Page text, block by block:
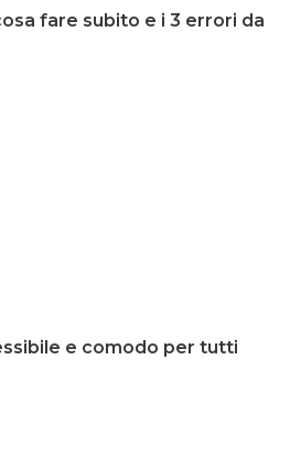
fare subito e i 3 errori da
e comodo per tutti